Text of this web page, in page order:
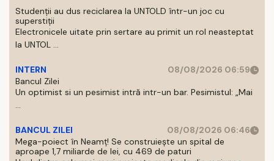
Studenții au dus reciclarea la UNTOLD într-un joc cu
superstiții
Electronicele uitate prin sertare au primit un rol neasteptat
la UNTOL ...
INTERN
08/08/2026 06:59
Bancul Zilei
Un optimist si un pesimist intră intr-un bar. Pesimistul: „Mai
...
BANCUL ZILEI
08/08/2026 06:46
Mega-poiect în Neamț! Se construiește un spital de
aproape 1,7 miliarde de lei, cu 469 de paturi